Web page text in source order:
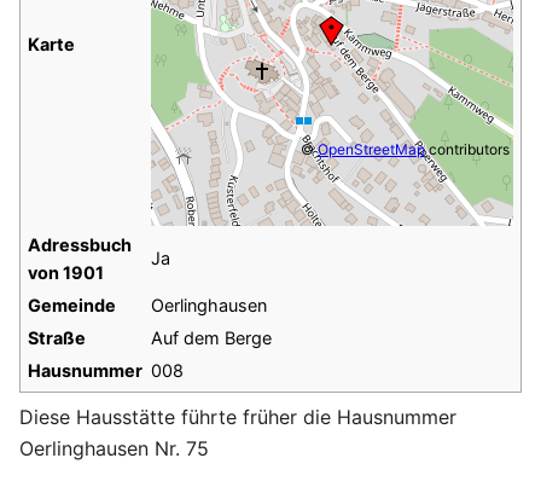
Karte
©OpenStreetMapcontributors
Adressbuch
von 1901
Ja
Gemeinde
Oerlinghausen
Straße
Auf dem Berge
Hausnummer 008
Diese Hausstätte führte früher die Hausnummer
Oerlinghausen Nr. 75